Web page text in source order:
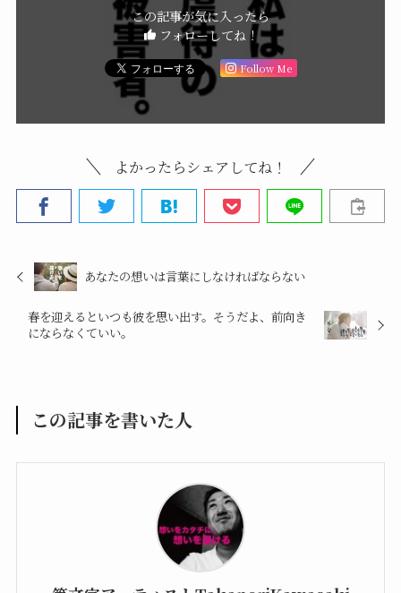
この記事が気に入ったら
フォローしてね！
Follow Me
よかったらシェアしてね！
あなたの想いは言葉にしなければならない
春を迎えるといつも彼を思い出す。そうだよ、前向き
にならなくていい。
この記事を書いた人